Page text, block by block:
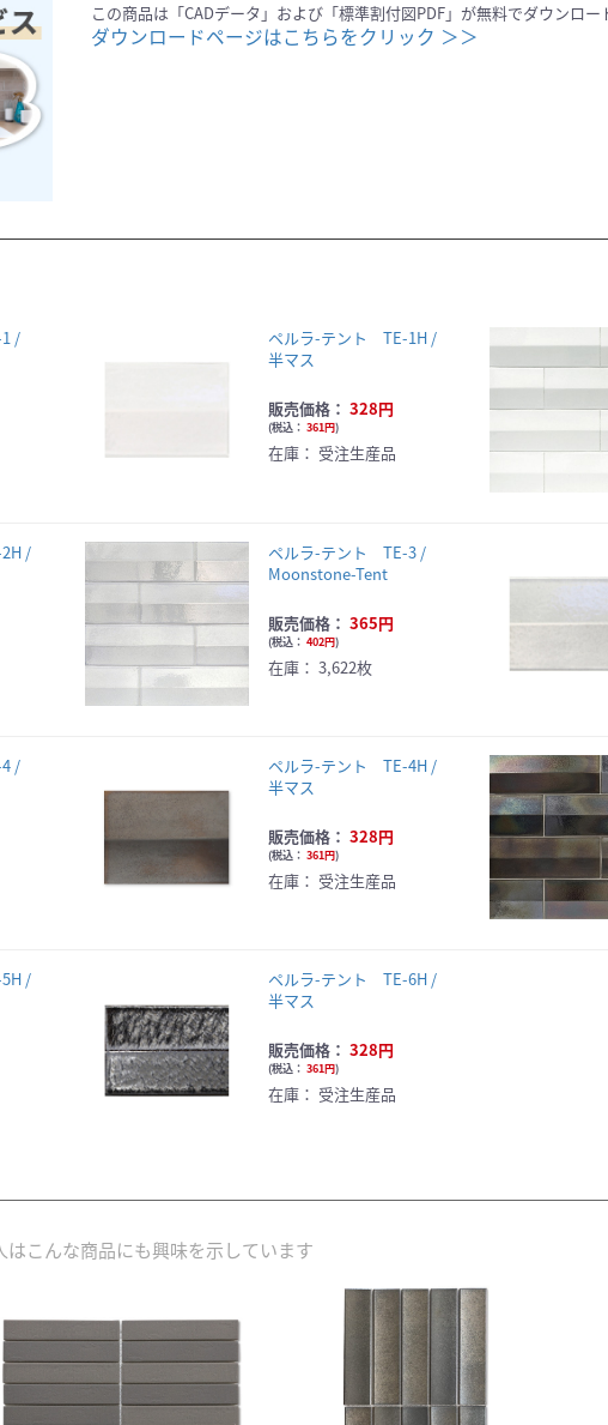
この商品は「CADデータ」および「標準割付図PDF」が無料でダウンロー
ダウンロードページはこちらをクリック ＞＞
/
ペルラ-テント TE-1H /
半マス
販売価格： 328円
(税込： 361円)
在庫： 受注生産品
/
ペルラ-テント TE-3 /
Moonstone-Tent
販売価格： 365円
(税込： 402円)
在庫： 3,622枚
/
ペルラ-テント TE-4H /
半マス
販売価格： 328円
(税込： 361円)
在庫： 受注生産品
/
ペルラ-テント TE-6H /
半マス
販売価格： 328円
(税込： 361円)
在庫： 受注生産品
こんな商品にも興味を示しています